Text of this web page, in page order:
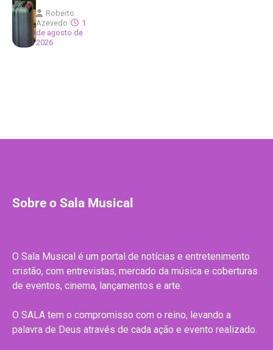
Roberto
Azevedo
1
de agosto de
2026
Sobre o Sala Musical
O Sala Musical é um portal de notícias e entretenimento
cristão, com entrevistas, mercado da música e coberturas
de eventos, cinema, lançamentos e arte.
O SALA tem o compromisso com o reino, levando a
palavra de Deus através de cada ação e evento realizado.